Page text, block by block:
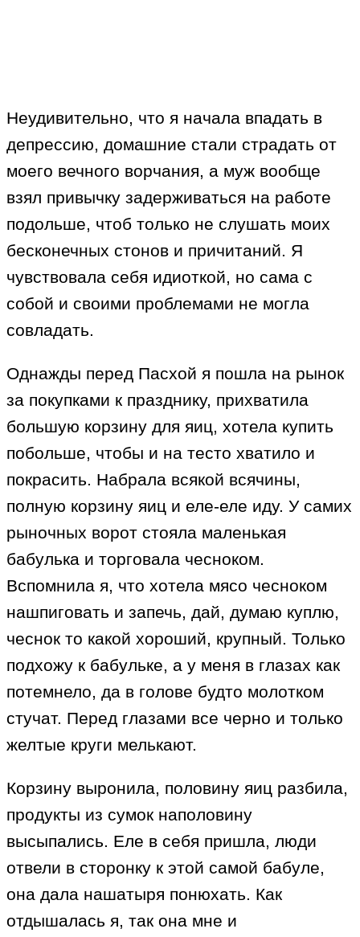
Неудивительно, что я начала впадать в
депрессию, домашние стали страдать от
моего вечного ворчания, а муж вообще
взял привычку задерживаться на работе
подольше, чтоб только не слушать моих
бесконечных стонов и причитаний. Я
чувствовала себя идиоткой, но сама с
собой и своими проблемами не могла
совладать.
Однажды перед Пасхой я пошла на рынок
за покупками к празднику, прихватила
большую корзину для яиц, хотела купить
побольше, чтобы и на тесто хватило и
покрасить. Набрала всякой всячины,
полную корзину яиц и еле-еле иду. У самих
рыночных ворот стояла маленькая
бабулька и торговала чесноком.
Вспомнила я, что хотела мясо чесноком
нашпиговать и запечь, дай, думаю куплю,
чеснок то какой хороший, крупный. Только
подхожу к бабульке, а у меня в глазах как
потемнело, да в голове будто молотком
стучат. Перед глазами все черно и только
желтые круги мелькают.
Корзину выронила, половину яиц разбила,
продукты из сумок наполовину
высыпались. Еле в себя пришла, люди
отвели в сторонку к этой самой бабуле,
она дала нашатыря понюхать. Как
отдышалась я, так она мне и